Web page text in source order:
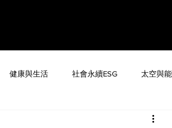
健康與生活 社會永續ESG 太空與